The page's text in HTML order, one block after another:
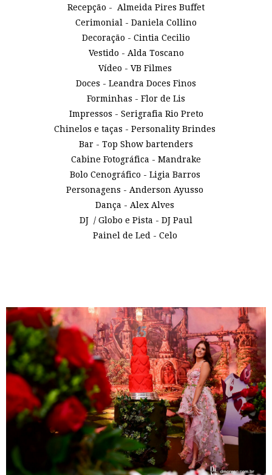
Recepção - Almeida Pires Buffet
Cerimonial - Daniela Collino
Decoração - Cintia Cecilio
Vestido - Alda Toscano
Vídeo - VB Filmes
Doces - Leandra Doces Finos
Forminhas - Flor de Lis
Impressos - Serigrafia Rio Preto
Chinelos e taças - Personality Brindes
Bar - Top Show bartenders
Cabine Fotográfica - Mandrake
Bolo Cenográfico - Ligia Barros
Personagens - Anderson Ayusso
Dança - Alex Alves
DJ / Globo e Pista - DJ Paul
Painel de Led - Celo